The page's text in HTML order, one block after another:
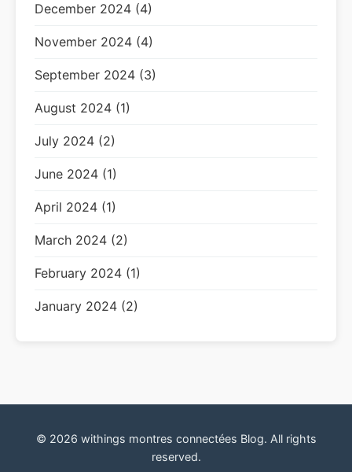
December 2024 (4)
November 2024 (4)
September 2024 (3)
August 2024 (1)
July 2024 (2)
June 2024 (1)
April 2024 (1)
March 2024 (2)
February 2024 (1)
January 2024 (2)
© 2026 withings montres connectées Blog. All rights
reserved.